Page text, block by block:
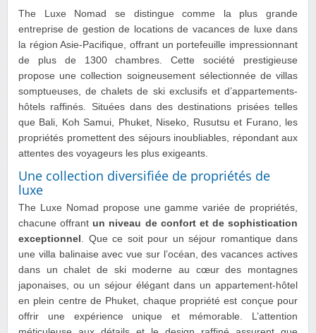
The Luxe Nomad se distingue comme la plus grande
entreprise de gestion de locations de vacances de luxe dans
la région Asie-Pacifique, offrant un portefeuille impressionnant
de plus de 1300 chambres. Cette société prestigieuse
propose une collection soigneusement sélectionnée de villas
somptueuses, de chalets de ski exclusifs et d’appartements-
hôtels raffinés. Situées dans des destinations prisées telles
que Bali, Koh Samui, Phuket, Niseko, Rusutsu et Furano, les
propriétés promettent des séjours inoubliables, répondant aux
attentes des voyageurs les plus exigeants.
Une collection diversifiée de propriétés de
luxe
The Luxe Nomad propose une gamme variée de propriétés,
chacune offrantun niveau de confort et de sophistication
exceptionnel . Que ce soit pour un séjour romantique dans
une villa balinaise avec vue sur l’océan, des vacances actives
dans un chalet de ski moderne au cœur des montagnes
japonaises, ou un séjour élégant dans un appartement-hôtel
en plein centre de Phuket, chaque propriété est conçue pour
offrir une expérience unique et mémorable. L’attention